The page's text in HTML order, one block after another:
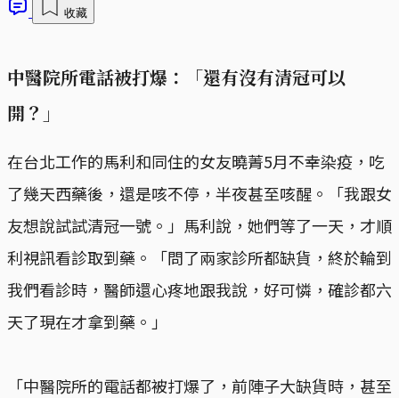
收藏
中醫院所電話被打爆：「還有沒有清冠可以
開？」
在台北工作的馬利和同住的女友曉菁5月不幸染疫，吃
了幾天西藥後，還是咳不停，半夜甚至咳醒。「我跟女
友想說試試清冠一號。」馬利說，她們等了一天，才順
利視訊看診取到藥。「問了兩家診所都缺貨，終於輪到
我們看診時，醫師還心疼地跟我說，好可憐，確診都六
天了現在才拿到藥。」
「中醫院所的電話都被打爆了，前陣子大缺貨時，甚至